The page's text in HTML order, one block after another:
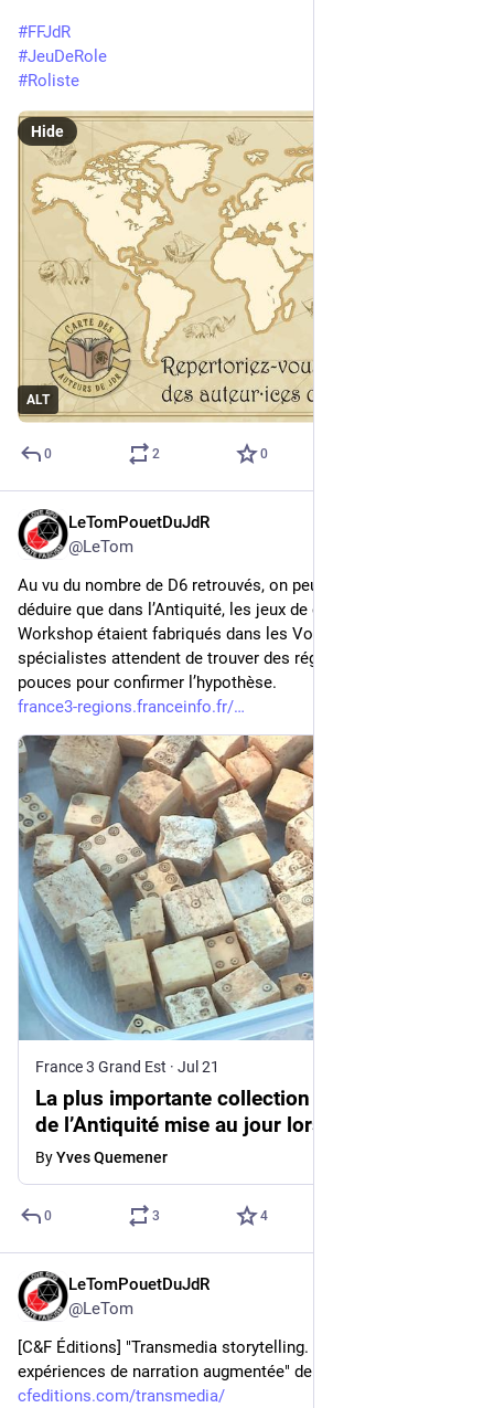
#FFJdR
#JeuDeRole
#Roliste
ALT
Hide
0 2 0
LeTomPouetDuJdR
@LeTom
Au vu du nombre de D6 retrouvés, on peut raisonnablement en
déduire que dans l’Antiquité, les jeux de chez Games
Workshop étaient fabriqués dans les Vosges. Les
spécialistes attendent de trouver des réglettes graduées en
pouces pour confirmer l’hypothèse.
france3-regions.franceinfo.fr/
France 3 Grand Est · Jul 21
La plus importante collection de dés à jouer
de l’Antiquité mise au jour lors de fouilles
archéologiques dans
ByYves Quemener
0 3 4
LeTomPouetDuJdR
@LeTom
[C&F Éditions] "Transmedia storytelling. Construire des
expériences de narration augmentée" de Mélanie Bourdaa.
cfeditions.com/transmedia/